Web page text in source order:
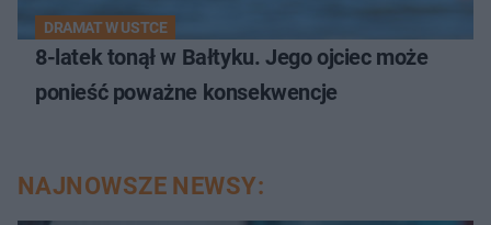
DRAMAT W USTCE
8-latek tonął w Bałtyku. Jego ojciec może
ponieść poważne konsekwencje
NAJNOWSZE NEWSY: